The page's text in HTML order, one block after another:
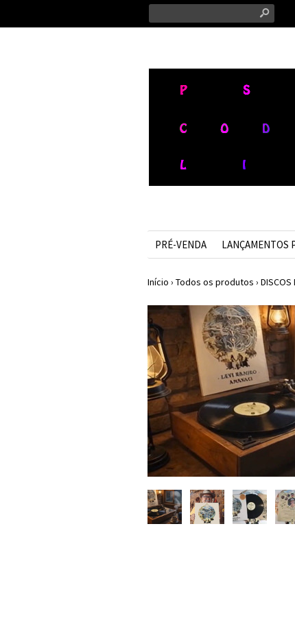
s
PRÉ-VENDA LANÇAMENTOS
Início › Todos os produtos ›